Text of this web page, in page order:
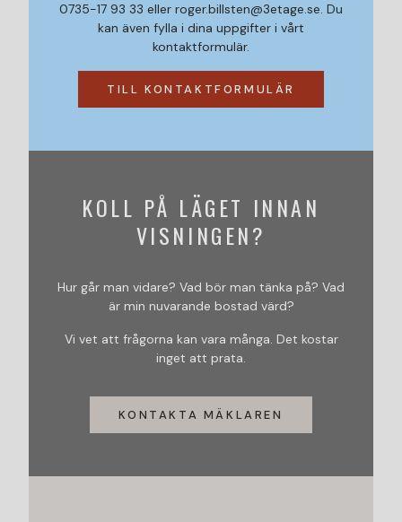
KOLL PÅ LÄGET INNAN
VISNINGEN?
Hur går man vidare? Vad bör man tänka på? Vad
är min nuvarande bostad värd?
Vi vet att frågorna kan vara många. Det kostar
inget att prata.
KONTAKTA MÄKLAREN
0735-17 93 33 eller roger.billsten@3etage.se. Du
kan även fylla i dina uppgifter i vårt
kontaktformulär.
TILL KONTAKTFORMULÄR